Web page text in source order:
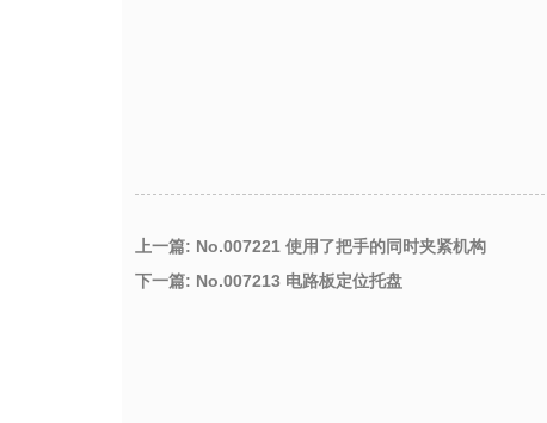
上一篇: No.007221 使用了把手的同时夹紧机构
下一篇: No.007213 电路板定位托盘